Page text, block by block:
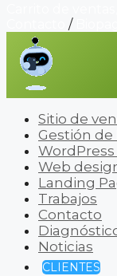
/
Sitio de
Gestión de
Web
Landing
Trabajos
Contacto
Noticias
CLIENTES